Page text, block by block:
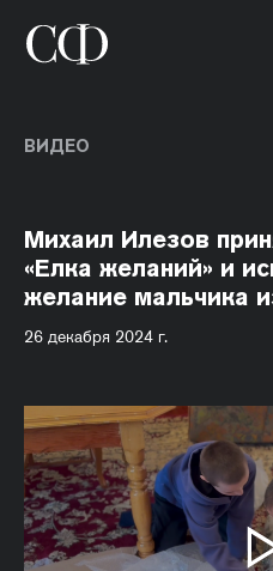
ВИДЕО
Михаил Илезов
«Елка желаний» и
желание мальчика
26 декабря 2024 г.